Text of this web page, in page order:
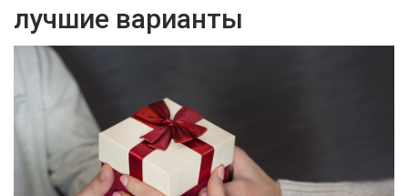
лучшие варианты